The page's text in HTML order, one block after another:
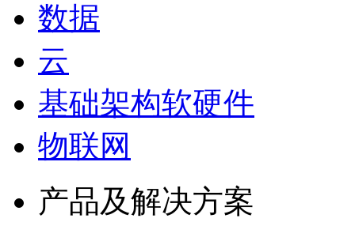
数据
云
基础架构软硬件
物联网
产品及解决方案